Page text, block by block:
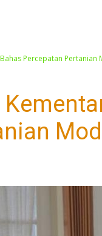
Percepatan Pertanian